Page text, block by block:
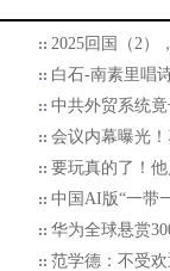
2025回国（2）
白石-南素里唱
中共外贸系统
会议内幕曝光
要玩真的了！
中国AI版“一带
华为全球悬赏
范学德：不受